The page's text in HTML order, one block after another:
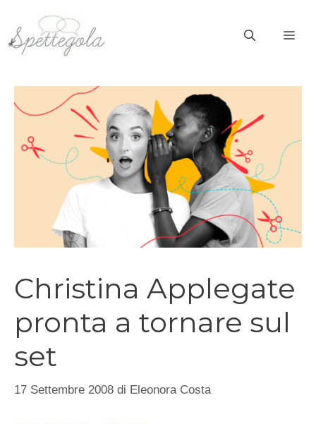
contenuto
Christina Applegate
pronta a tornare sul
set
17 Settembre 2008 di Eleonora Costa